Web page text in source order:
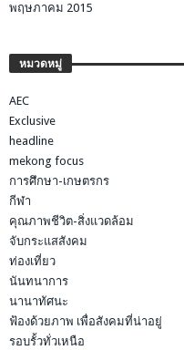
พฤษภาคม 2015
หมวดหมู่
AEC
Exclusive
headline
mekong focus
การศึกษา-เกษตรกร
กีฬา
คุณภาพชีวิต-สิ่งแวดล้อม
จับกระแสสังคม
ท่องเที่ยว
นันทนาการ
นานาทัศนะ
ฟ้องด้วยภาพ เพื่อสังคมที่น่าอยู่
รอบรั้วทั่วเหนือ